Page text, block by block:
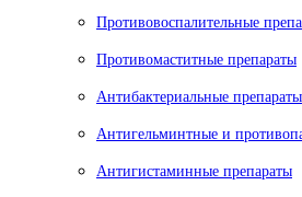
Противовоспалительные
Противомаститные препараты
Антибактериальные препараты
Антигельминтные и
Антигистаминные препараты